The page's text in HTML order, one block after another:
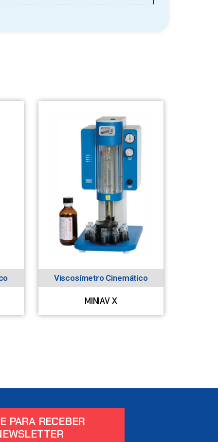
Viscosímetro Cinemático
MINIAV X
PARA RECEBER